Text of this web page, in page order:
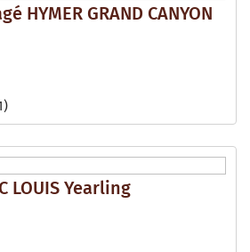
HYMER GRAND CANYON
LOUIS Yearling